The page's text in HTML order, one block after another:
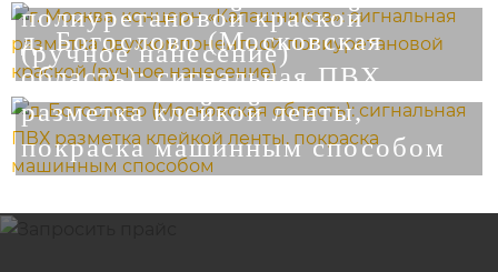
полиуретановой краской
(ручное нанесение)
д. Богослово (Московская
область): сигнальная ПВХ
разметка клейкой ленты,
покраска машинным способом